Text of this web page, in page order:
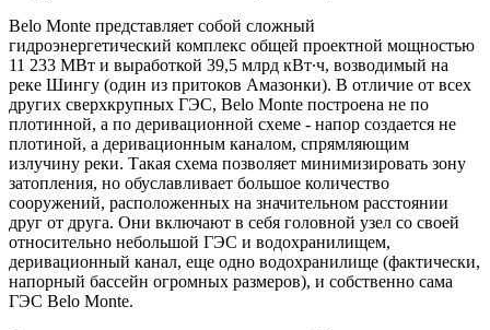
Belo Monte представляет собой сложный
гидроэнергетический комплекс общей проектной мощностью
11 233 МВт и выработкой 39,5 млрд кВт∙ч, возводимый на
реке Шингу (один из притоков Амазонки). В отличие от всех
других сверхкрупных ГЭС, Belo Monte построена не по
плотинной, а по деривационной схеме - напор создается не
плотиной, а деривационным каналом, спрямляющим
излучину реки. Такая схема позволяет минимизировать зону
затопления, но обуславливает большое количество
сооружений, расположенных на значительном расстоянии
друг от друга. Они включают в себя головной узел со своей
относительно небольшой ГЭС и водохранилищем,
деривационный канал, еще одно водохранилище (фактически,
напорный бассейн огромных размеров), и собственно сама
ГЭС Belo Monte.